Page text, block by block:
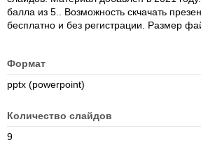
балла из 5.. Возможность скчачать
бесплатно и без регистрации. Размер
Формат
pptx (powerpoint)
Количество слайдов
9